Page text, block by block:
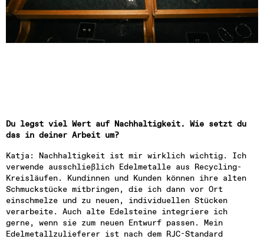
Du legst viel Wert auf Nachhaltigkeit. Wie setzt du
das in deiner Arbeit um?
Katja: Nachhaltigkeit ist mir wirklich wichtig. Ich
verwende ausschließlich Edelmetalle aus Recycling-
Kreisläufen. Kundinnen und Kunden können ihre alten
Schmuckstücke mitbringen, die ich dann vor Ort
einschmelze und zu neuen, individuellen Stücken
verarbeite. Auch alte Edelsteine integriere ich
gerne, wenn sie zum neuen Entwurf passen. Mein
Edelmetallzulieferer ist nach dem RJC-Standard